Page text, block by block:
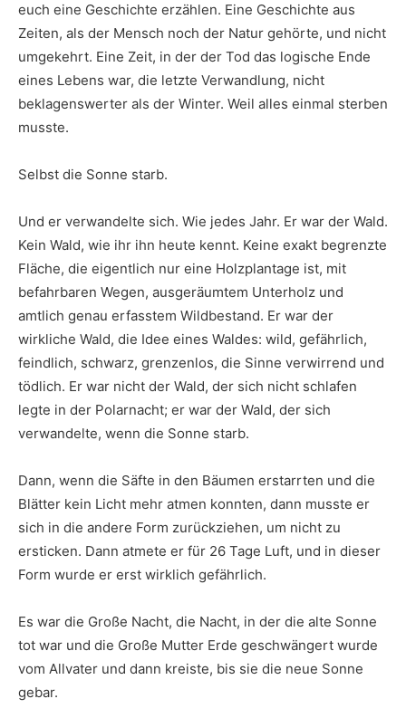
euch eine Geschichte erzählen. Eine Geschichte aus
Zeiten, als der Mensch noch der Natur gehörte, und nicht
umgekehrt. Eine Zeit, in der der Tod das logische Ende
eines Lebens war, die letzte Verwandlung, nicht
beklagenswerter als der Winter. Weil alles einmal sterben
musste.
Selbst die Sonne starb.
Und er verwandelte sich. Wie jedes Jahr. Er war der Wald.
Kein Wald, wie ihr ihn heute kennt. Keine exakt begrenzte
Fläche, die eigentlich nur eine Holzplantage ist, mit
befahrbaren Wegen, ausgeräumtem Unterholz und
amtlich genau erfasstem Wildbestand. Er war der
wirkliche Wald, die Idee eines Waldes: wild, gefährlich,
feindlich, schwarz, grenzenlos, die Sinne verwirrend und
tödlich. Er war nicht der Wald, der sich nicht schlafen
legte in der Polarnacht; er war der Wald, der sich
verwandelte, wenn die Sonne starb.
Dann, wenn die Säfte in den Bäumen erstarrten und die
Blätter kein Licht mehr atmen konnten, dann musste er
sich in die andere Form zurückziehen, um nicht zu
ersticken. Dann atmete er für 26 Tage Luft, und in dieser
Form wurde er erst wirklich gefährlich.
Es war die Große Nacht, die Nacht, in der die alte Sonne
tot war und die Große Mutter Erde geschwängert wurde
vom Allvater und dann kreiste, bis sie die neue Sonne
gebar.